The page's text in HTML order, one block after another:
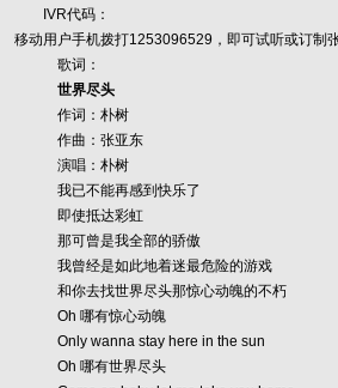
IVR代码：
移动用户手机拨打1253096529，即可试听或订制
歌词：
世界尽头
作词：朴树
作曲：张亚东
演唱：朴树
我已不能再感到快乐了
即使抵达彩虹
那可曾是我全部的骄傲
我曾经是如此地着迷最危险的游戏
和你去找世界尽头那惊心动魄的不朽
Oh 哪有惊心动魄
Only wanna stay here in the sun
Oh 哪有世界尽头